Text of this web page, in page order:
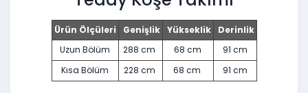
Ürün Ölçüleri Genişlik Yükseklik
Derinlik
Uzun Bölüm
288 cm 68 cm
91 cm
Kısa Bölüm
228 cm 68 cm 91 cm